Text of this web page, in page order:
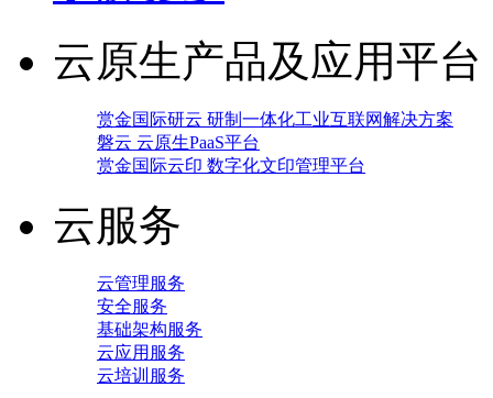
云原生产品及应用平台
赏金国际研云 研制一体化工业互联网解决方案
磐云 云原生PaaS平台
赏金国际云印 数字化文印管理平台
云服务
云管理服务
安全服务
基础架构服务
云应用服务
云培训服务